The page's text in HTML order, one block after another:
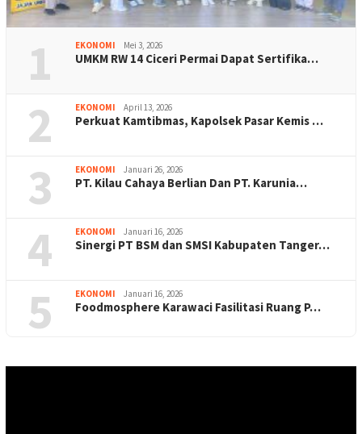
1 EKONOMI Mei 3, 2026
UMKM RW 14 Ciceri Permai Dapat Sertifika…
2 EKONOMI April 13, 2026
Perkuat Kamtibmas, Kapolsek Pasar Kemis …
3 EKONOMI Januari 26, 2026
PT. Kilau Cahaya Berlian Dan PT. Karunia…
4 EKONOMI Januari 16, 2026
Sinergi PT BSM dan SMSI Kabupaten Tanger…
5 EKONOMI Januari 16, 2026
Foodmosphere Karawaci Fasilitasi Ruang P…